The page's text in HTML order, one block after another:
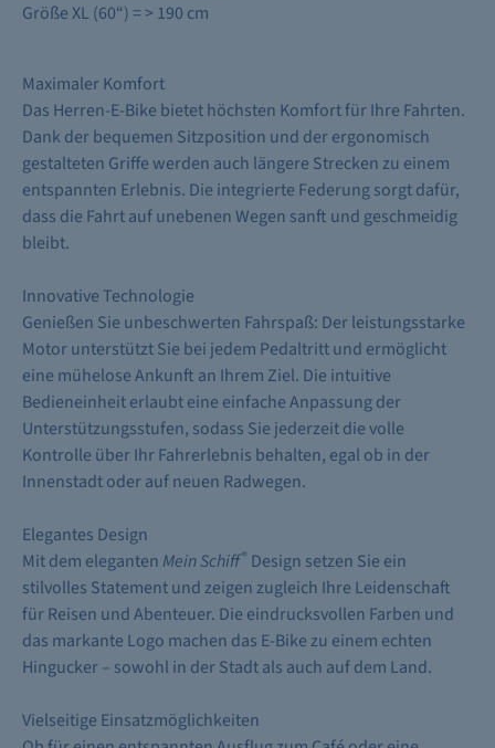
Größe XL (60“) = > 190 cm
Maximaler Komfort
Das Herren-E-Bike bietet höchsten Komfort für Ihre Fahrten.
Dank der bequemen Sitzposition und der ergonomisch
gestalteten Griffe werden auch längere Strecken zu einem
entspannten Erlebnis. Die integrierte Federung sorgt dafür,
dass die Fahrt auf unebenen Wegen sanft und geschmeidig
bleibt.
Innovative Technologie
Genießen Sie unbeschwerten Fahrspaß: Der leistungsstarke
Motor unterstützt Sie bei jedem Pedaltritt und ermöglicht
eine mühelose Ankunft an Ihrem Ziel. Die intuitive
Bedieneinheit erlaubt eine einfache Anpassung der
Unterstützungsstufen, sodass Sie jederzeit die volle
Kontrolle über Ihr Fahrerlebnis behalten, egal ob in der
Innenstadt oder auf neuen Radwegen.
Elegantes Design
Mit dem eleganten Mein Schiff® Design setzen Sie ein
stilvolles Statement und zeigen zugleich Ihre Leidenschaft
für Reisen und Abenteuer. Die eindrucksvollen Farben und
das markante Logo machen das E-Bike zu einem echten
Hingucker – sowohl in der Stadt als auch auf dem Land.
Vielseitige Einsatzmöglichkeiten